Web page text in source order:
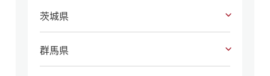
茨城県
群馬県